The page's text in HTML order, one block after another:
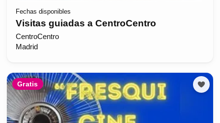
Fechas disponibles
Visitas guiadas a CentroCentro
CentroCentro
Madrid
Gratis